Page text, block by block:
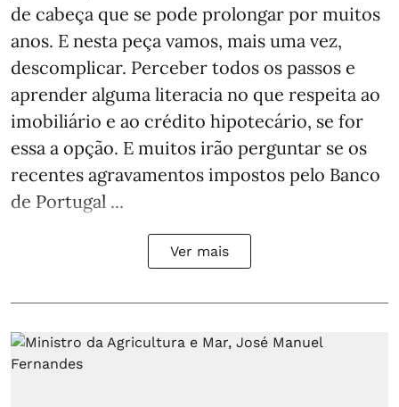
de cabeça que se pode prolongar por muitos
anos. E nesta peça vamos, mais uma vez,
descomplicar. Perceber todos os passos e
aprender alguma literacia no que respeita ao
imobiliário e ao crédito hipotecário, se for
essa a opção. E muitos irão perguntar se os
recentes agravamentos impostos pelo Banco
de Portugal ...
Ver mais